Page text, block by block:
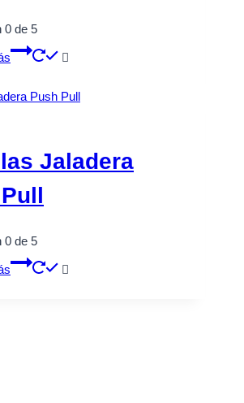
0 de 5
Jaladera
0 de 5